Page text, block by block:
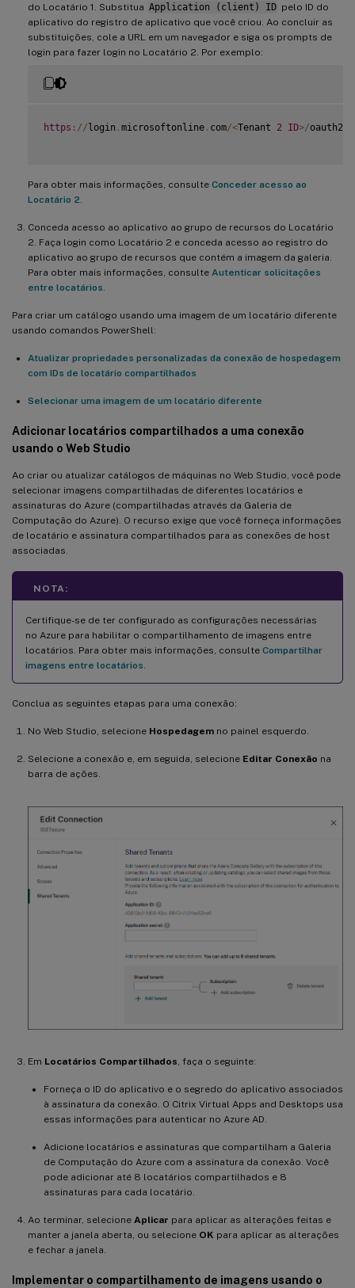
do Locatário 1. Substitua Application (client) ID pelo ID do
aplicativo do registro de aplicativo que você criou. Ao concluir as
substituições, cole a URL em um navegador e siga os prompts de
login para fazer login no Locatário 2. Por exemplo:
https : //login . microsoftonline . com/<Tenant 2 ID>/oauth2
Para obter mais informações, consulte Conceder acesso ao
Locatário 2
Conceda acesso ao aplicativo ao grupo de recursos do Locatário
2. Faça login como Locatário 2 e conceda acesso ao registro do
aplicativo ao grupo de recursos que contém a imagem da galeria.
Para obter mais informações, consulte Autenticar solicitações
entre locatários
Para criar um catálogo usando uma imagem de um locatário diferente
usando comandos PowerShell:
Atualizar propriedades personalizadas da conexão de hospedagem
com IDs de locatário compartilhados
Selecionar uma imagem de um locatário diferente
Adicionar locatários compartilhados a uma conexão
usando o Web Studio
Ao criar ou atualizar catálogos de máquinas no Web Studio, você pode
selecionar imagens compartilhadas de diferentes locatários e
assinaturas do Azure (compartilhadas através da Galeria de
Computação do Azure). O recurso exige que você forneça informações
de locatário e assinatura compartilhados para as conexões de host
associadas.
NOTA:
Certifique-se de ter configurado as configurações necessárias
no Azure para habilitar o compartilhamento de imagens entre
locatários. Para obter mais informações, consulte Compartilhar
imagens entre locatários
Conclua as seguintes etapas para uma conexão:
No Web Studio, selecione Hospedagem no painel esquerdo.
Selecione a conexão e, em seguida, selecione Editar Conexão na
barra de ações.
Em Locatários Compartilhados, faça o seguinte:
Forneça o ID do aplicativo e o segredo do aplicativo associados
à assinatura da conexão. O Citrix Virtual Apps and Desktops usa
essas informações para autenticar no Azure AD.
Adicione locatários e assinaturas que compartilham a Galeria
de Computação do Azure com a assinatura da conexão. Você
pode adicionar até 8 locatários compartilhados e 8
assinaturas para cada locatário.
Ao terminar, selecione Aplicar para aplicar as alterações feitas e
manter a janela aberta, ou selecione OK para aplicar as alterações
e fechar a janela.
Implementar o compartilhamento de imagens usando o